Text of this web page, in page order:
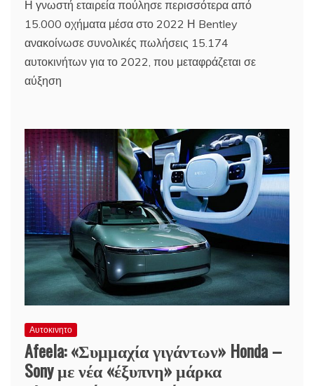
Η γνωστή εταιρεία πούλησε περισσότερα από
15.000 οχήματα μέσα στο 2022 Η Bentley
ανακοίνωσε συνολικές πωλήσεις 15.174
αυτοκινήτων για το 2022, που μεταφράζεται σε
αύξηση
Αυτοκινητο
Afeela: «Συμμαχία γιγάντων» Honda –
Sony με νέα «έξυπνη» μάρκα